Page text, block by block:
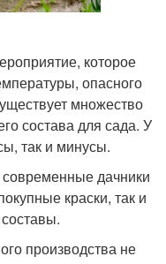
которое
опасного
множество
состава для сада. У
так и минусы.
дачники
краски, так и
производства не